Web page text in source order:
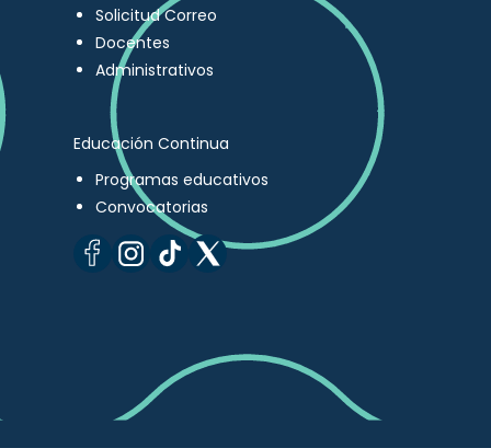
Solicitud Correo
Docentes
Administrativos
Educación Continua
Programas educativos
Convocatorias